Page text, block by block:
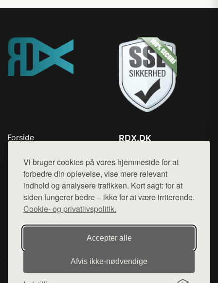
Vi bruger cookies på vores hjemmeside for at
forbedre din oplevelse, vise mere relevant
indhold og analysere trafikken. Kort sagt: for at
siden fungerer bedre – ikke for at være irriterende.
Cookie- og privatlivspolitik.
Accepter alle
Afvis ikke‑nødvendige
Forside
Top Rabatter
Blog
Kontakt
RDX.DK
Mail: hej@want.dk
Cookie- og privatlivspolitik
Denne side er en del af want.dk, der udgiver en række
hjemmesider med præsentation af forskellige produkter fra
diverse webshops. Der sælges ikke varer fra denne side - vi
henviser til de shops, som sælger varen. Vi har heller ikke
varerne på lager.